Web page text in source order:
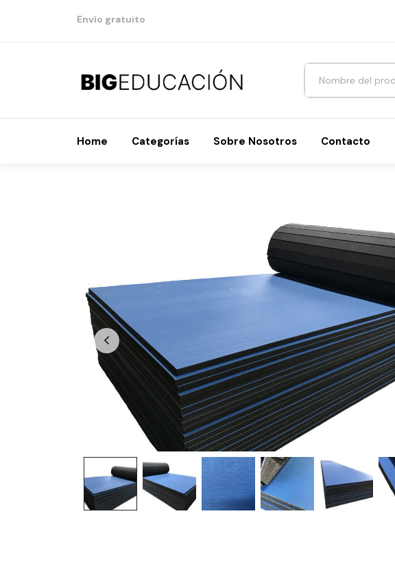
Envío gratuito
Home Categorías Sobre Nosotros Contacto